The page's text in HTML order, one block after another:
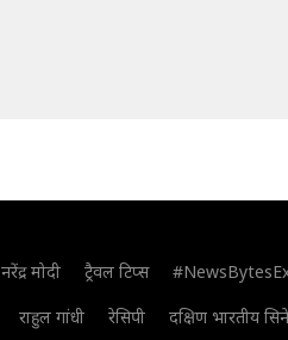
नरेंद्र मोदी ट्रैवल टिप्स
राहुल गांधी रेसिपी दक्षिण भारतीय